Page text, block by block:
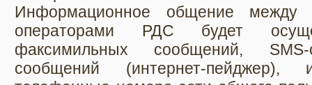
Информационное общение
операторами РДС будет
факсимильных сообщений, SMS-
сообщений (интернет-